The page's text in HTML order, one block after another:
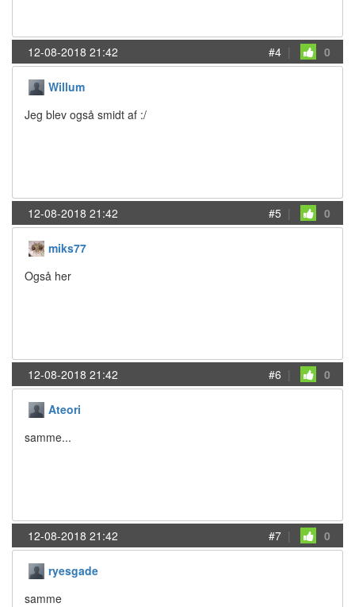
12-08-2018 21:42 #4 | 0
Willum
Jeg blev også smidt af :/
12-08-2018 21:42 #5 | 0
miks77
Også her
12-08-2018 21:42 #6 | 0
Ateori
samme...
12-08-2018 21:42 #7 | 0
ryesgade
samme